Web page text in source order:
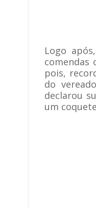
Logo
comendas
pois,
do
declarou
um